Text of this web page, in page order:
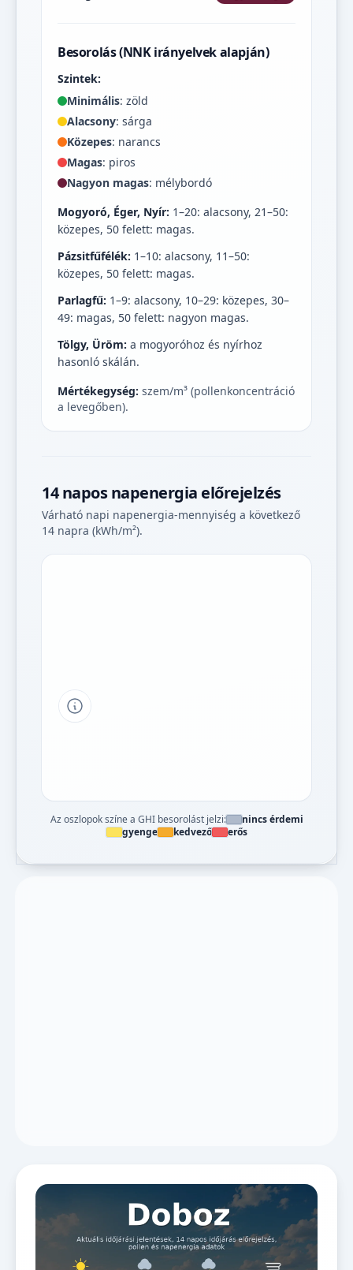
Besorolás (NNK irányelvek alapján)
Szintek:
Minimális: zöld
Alacsony: sárga
Közepes: narancs
Magas: piros
Nagyon magas: mélybordó
Mogyoró, Éger, Nyír: 1–20: alacsony, 21–50:
közepes, 50 felett: magas.
Pázsitfűfélék: 1–10: alacsony, 11–50:
közepes, 50 felett: magas.
Parlagfű: 1–9: alacsony, 10–29: közepes, 30–
49: magas, 50 felett: nagyon magas.
Tölgy, Üröm: a mogyoróhoz és nyírhoz
hasonló skálán.
Mértékegység: szem/m³ (pollenkoncentráció
a levegőben).
14 napos napenergia előrejelzés
Várható napi napenergia-mennyiség a következő
14 napra (kWh/m²).
Tipp a grafikon jelmagyarázatához
Az oszlopok színe a GHI besorolást jelzi:
nincs érdemi
gyenge
kedvező erős